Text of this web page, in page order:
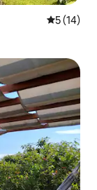
5 (14)